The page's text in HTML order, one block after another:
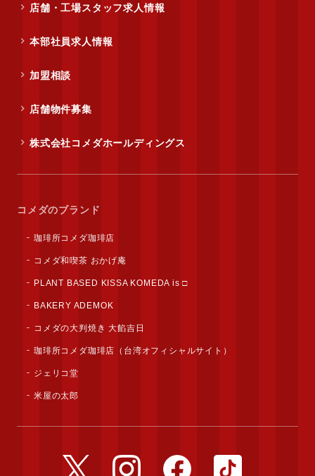
店舗・工場スタッフ求人情報
本部社員求人情報
加盟相談
店舗物件募集
株式会社コメダホールディングス
コメダのブランド
珈琲所コメダ珈琲店
コメダ和喫茶 おかげ庵
PLANT BASED KISSA KOMEDA is □
BAKERY ADEMOK
コメダの大判焼き 大餡吉日
珈琲所コメダ珈琲店（台湾オフィシャルサイト）
ジェリコ堂
米屋の太郎
公式Twitterアカウント
公式Instagramアカウント
公式Facebookアカウ